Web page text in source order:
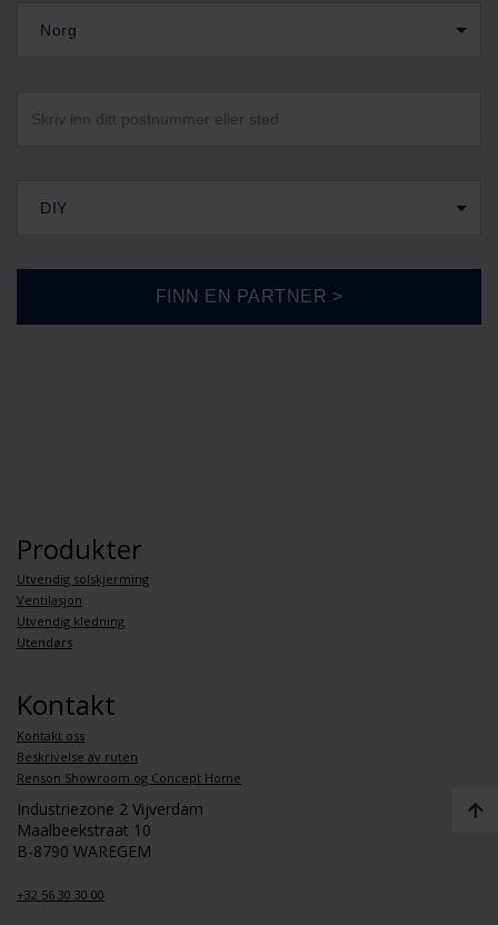
Norg
DIY
Produkter
Utvendig solskjerming
Ventilasjon
Utvendig kledning
Utendørs
Kontakt
Kontakt oss
Beskrivelse av ruten
Renson Showroom og Concept Home
Industriezone 2 Vijverdam
Maalbeekstraat 10
B-8790 WAREGEM
+32 56 30 30 00